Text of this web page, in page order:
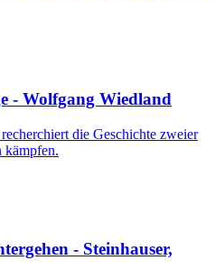
- Wolfgang Wiedland
die Geschichte zweier
kämpfen.
- Steinhauser,